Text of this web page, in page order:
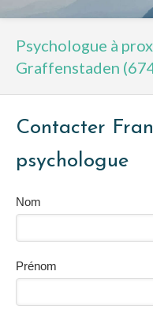
Psychologue à
Graffenstaden
Contacter
psychologue
Nom
Prénom